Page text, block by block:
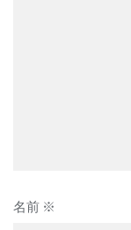
名前 ※